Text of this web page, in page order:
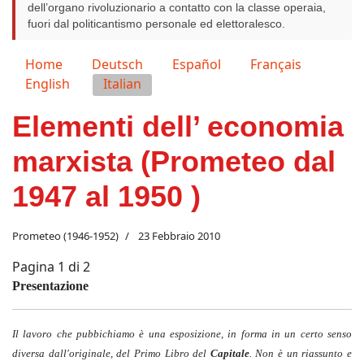
dell’organo rivoluzionario a contatto con la classe operaia,
fuori dal politicantismo personale ed elettoralesco.
Seleziona la tua lingua
Home Deutsch Español
Français
English
Italian
Elementi dell’ economia
marxista (Prometeo dal
1947 al 1950 )
Prometeo (1946-1952) 23 Febbraio 2010
Pagina 1 di 2
Presentazione
Il lavoro che pubbichiamo è una esposizione, in forma in un certo senso
diversa dall'originale, del Primo Libro del Capitale. Non è un riassunto e